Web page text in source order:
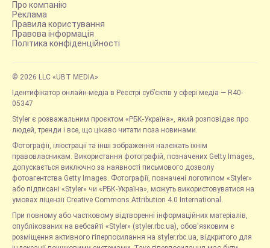
Про компанію
Реклама
Правила користування
Правова інформація
Політика конфіденційності
© 2026 LLC «UBT MEDIA»
Ідентифікатор онлайн-медіа в Реєстрі суб’єктів у сфері медіа — R40-
05347
Styler є розважальним проєктом «РБК-Україна», який розповідає про
людей, тренди і все, що цікаво читати поза новинами.
Фотографії, ілюстрації та інші зображення належать їхнім
правовласникам. Використання фотографій, позначених Getty Images,
допускається виключно за наявності письмового дозволу
фотоагентства Getty Images. Фотографії, позначені логотипом «Styler»
або підписані «Styler» чи «РБК-Україна», можуть використовуватися на
умовах ліцензії Creative Commons Attribution 4.0 International.
При повному або частковому відтворенні інформаційних матеріалів,
опублікованих на вебсайті «Styler» (styler.rbc.ua), обов'язковим є
розміщення активного гіперпосилання на styler.rbc.ua, відкритого для